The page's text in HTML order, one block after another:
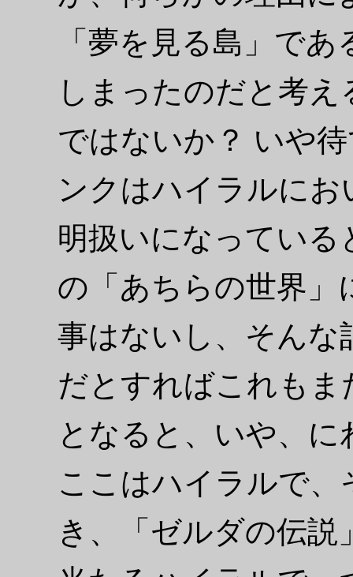
「夢を見る島」で
しまったのだと考
ではないか？ いや
ンクはハイラルに
明扱いになってい
の「あちらの世界」
事はないし、そんな
だとすればこれもま
となると、いや、
ここはハイラルで
き、「ゼルダの伝